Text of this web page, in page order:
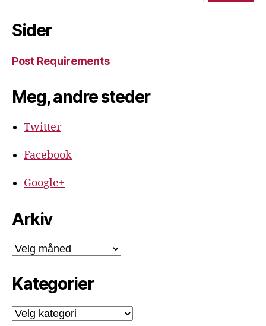
Sider
Post Requirements
Meg, andre steder
Twitter
Facebook
Google+
Arkiv
Arkiv
Kategorier
Kategorier